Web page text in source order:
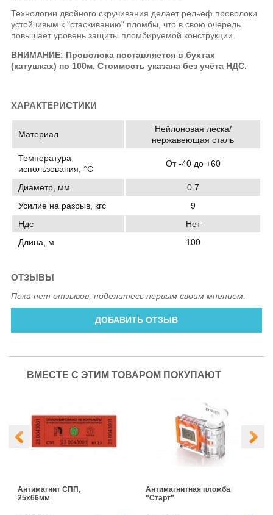
Технологии двойного скручивания делает рельеф проволоки
устойчивым к "стаскиванию" пломбы, что в свою очередь
повышает уровень защиты пломбируемой конструкции.
ВНИМАНИЕ: Проволока поставляется в бухтах
(катушках) по 100м. Стоимость указана без учёта НДС.
ХАРАКТЕРИСТИКИ
Материал
Нейлоновая леска/
нержавеющая сталь
Температура
использования, °C
От -40 до +60
Диаметр, мм
0.7
Усилие на разрыв, кгс
9
Ндс
Нет
Длина, м
100
ОТЗЫВЫ
Пока нет отзывов, поделитесь первым своим мнением.
ДОБАВИТЬ ОТЗЫВ
ВМЕСТЕ С ЭТИМ ТОВАРОМ ПОКУПАЮТ
Антимагнит СПП,
25х66мм
Антимагнитная пломба
"Старт"